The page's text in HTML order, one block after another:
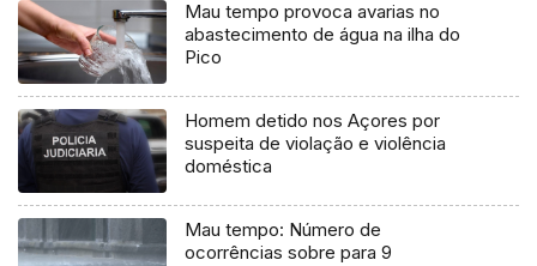
Mau tempo provoca avarias no
abastecimento de água na ilha do
Pico
Homem detido nos Açores por
suspeita de violação e violência
doméstica
Mau tempo: Número de
ocorrências sobre para 9